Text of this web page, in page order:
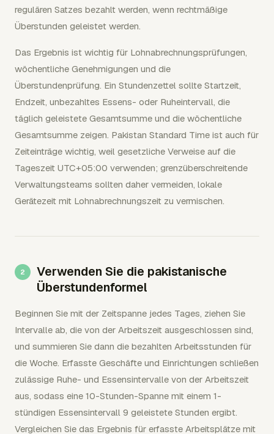
regulären Satzes bezahlt werden, wenn rechtmäßige
Überstunden geleistet werden.
Das Ergebnis ist wichtig für Lohnabrechnungsprüfungen,
wöchentliche Genehmigungen und die
Überstundenprüfung. Ein Stundenzettel sollte Startzeit,
Endzeit, unbezahltes Essens- oder Ruheintervall, die
täglich geleistete Gesamtsumme und die wöchentliche
Gesamtsumme zeigen. Pakistan Standard Time ist auch für
Zeiteinträge wichtig, weil gesetzliche Verweise auf die
Tageszeit UTC+05:00 verwenden; grenzüberschreitende
Verwaltungsteams sollten daher vermeiden, lokale
Gerätezeit mit Lohnabrechnungszeit zu vermischen.
Verwenden Sie die pakistanische
Überstundenformel
Beginnen Sie mit der Zeitspanne jedes Tages, ziehen Sie
Intervalle ab, die von der Arbeitszeit ausgeschlossen sind,
und summieren Sie dann die bezahlten Arbeitsstunden für
die Woche. Erfasste Geschäfte und Einrichtungen schließen
zulässige Ruhe- und Essensintervalle von der Arbeitszeit
aus, sodass eine 10-Stunden-Spanne mit einem 1-
stündigen Essensintervall 9 geleistete Stunden ergibt.
Vergleichen Sie das Ergebnis für erfasste Arbeitsplätze mit